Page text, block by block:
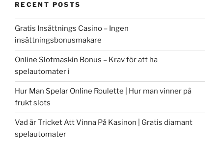
RECENT POSTS
Gratis Insättnings Casino – Ingen
insättningsbonusmakare
Online Slotmaskin Bonus – Krav för att ha
spelautomater i
Hur Man Spelar Online Roulette | Hur man vinner på
frukt slots
Vad är Tricket Att Vinna På Kasinon | Gratis diamant
spelautomater